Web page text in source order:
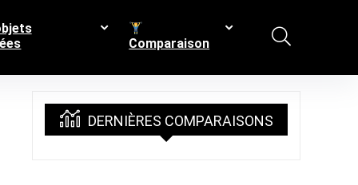
Comparaison
DERNIÈRES COMPARAISONS